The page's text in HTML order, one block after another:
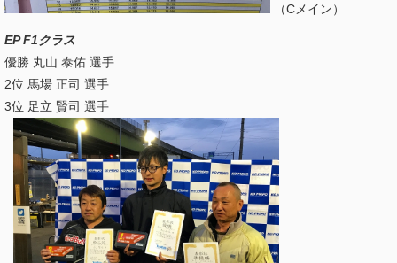
（Cメイン）
EP F1クラス
優勝 丸山 泰佑 選手
2位 馬場 正司 選手
3位 足立 賢司 選手